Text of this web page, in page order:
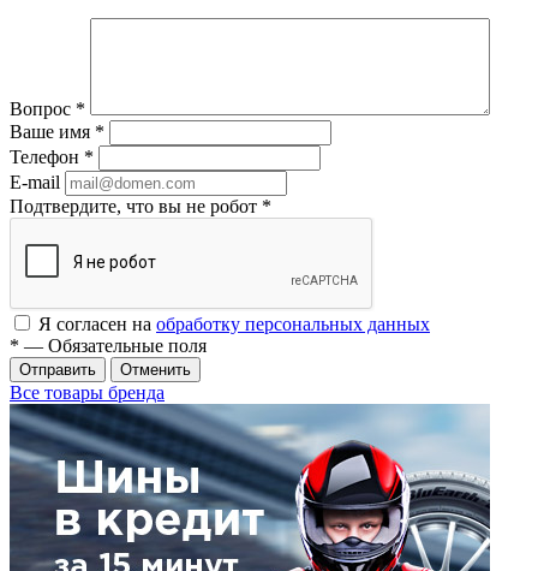
Вопрос *
Ваше имя *
Телефон *
E-mail
Подтвердите, что вы не робот *
Я согласен на обработку персональных данных
* — Обязательные поля
Отменить
Все товары бренда